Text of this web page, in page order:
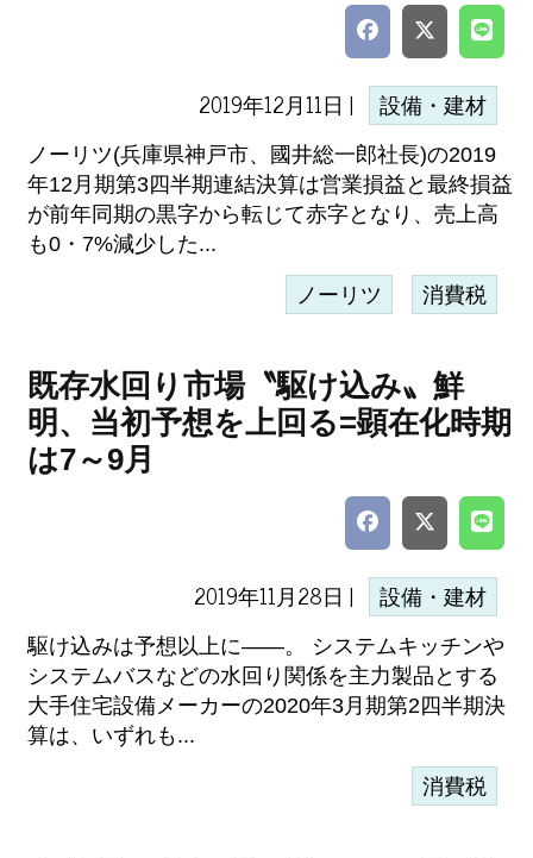
2019年12月11日 | 設備・建材
ノーリツ(兵庫県神戸市、國井総一郎社長)の2019
年12月期第3四半期連結決算は営業損益と最終損益
が前年同期の黒字から転じて赤字となり、売上高
も0・7%減少した...
ノーリツ 消費税
既存水回り市場〝駆け込み〟鮮
明、当初予想を上回る=顕在化時期
は7～9月
2019年11月28日 | 設備・建材
駆け込みは予想以上に――。 システムキッチンや
システムバスなどの水回り関係を主力製品とする
大手住宅設備メーカーの2020年3月期第2四半期決
算は、いずれも...
消費税